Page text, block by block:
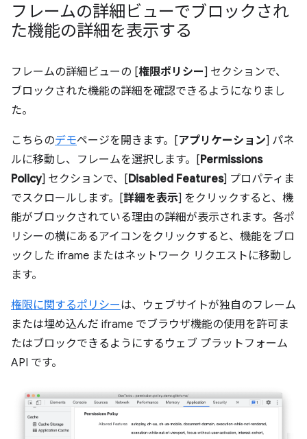
フレームの詳細ビューでブロックされ
た機能の詳細を表示する
フレームの詳細ビューの [権限ポリシー] セクションで、
ブロックされた機能の詳細を確認できるようになりまし
た。
こちらのデモページを開きます。[アプリケーション] パネ
ルに移動し、フレームを選択します。[Permissions
Policy] セクションで、[Disabled Features] プロパティま
でスクロールします。[詳細を表示] をクリックすると、機
能がブロックされている理由の詳細が表示されます。各ポ
リシーの横にあるアイコンをクリックすると、機能をブロ
ックした iframe またはネットワーク リクエストに移動し
ます。
権限に関するポリシーは、ウェブサイトが独自のフレーム
または埋め込んだ iframe でブラウザ機能の使用を許可ま
たはブロックできるようにするウェブ プラットフォーム
API です。